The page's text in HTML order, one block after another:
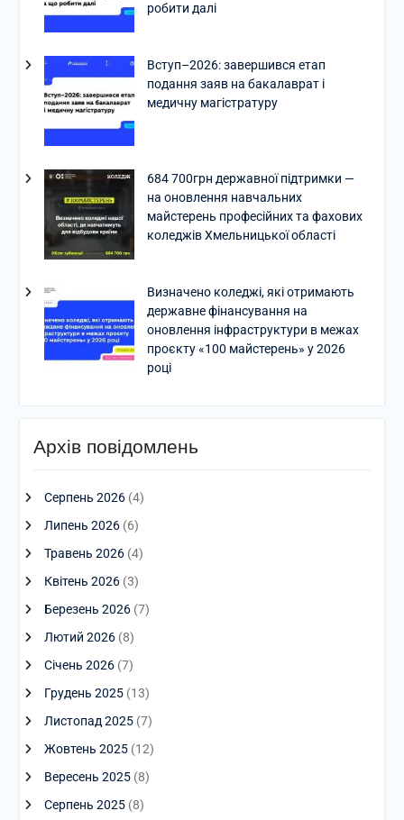
робити далі
Вступ–2026: завершився етап
подання заяв на бакалаврат і
медичну магістратуру
684 700грн державної підтримки —
на оновлення навчальних
майстерень професійних та фахових
коледжів Хмельницької області
Визначено коледжі, які отримають
державне фінансування на
оновлення інфраструктури в межах
проєкту «100 майстерень» у 2026
році
Архів повідомлень
Серпень 2026(4)
Липень 2026(6)
Травень 2026(4)
Квітень 2026(3)
Березень 2026(7)
Лютий 2026(8)
Січень 2026(7)
Грудень 2025(13)
Листопад 2025(7)
Жовтень 2025(12)
Вересень 2025(8)
Серпень 2025(8)